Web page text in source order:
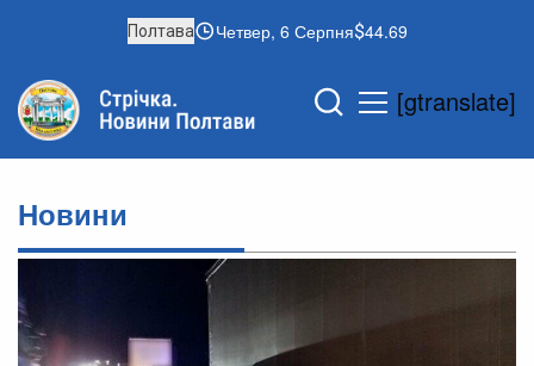
Полтава Четвер, 6 Серпня 44.69
[gtranslate]
Новини